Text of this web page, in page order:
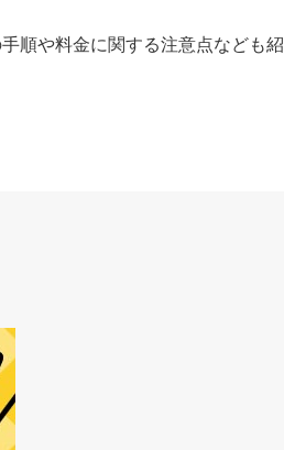
順や料金に関する注意点なども紹